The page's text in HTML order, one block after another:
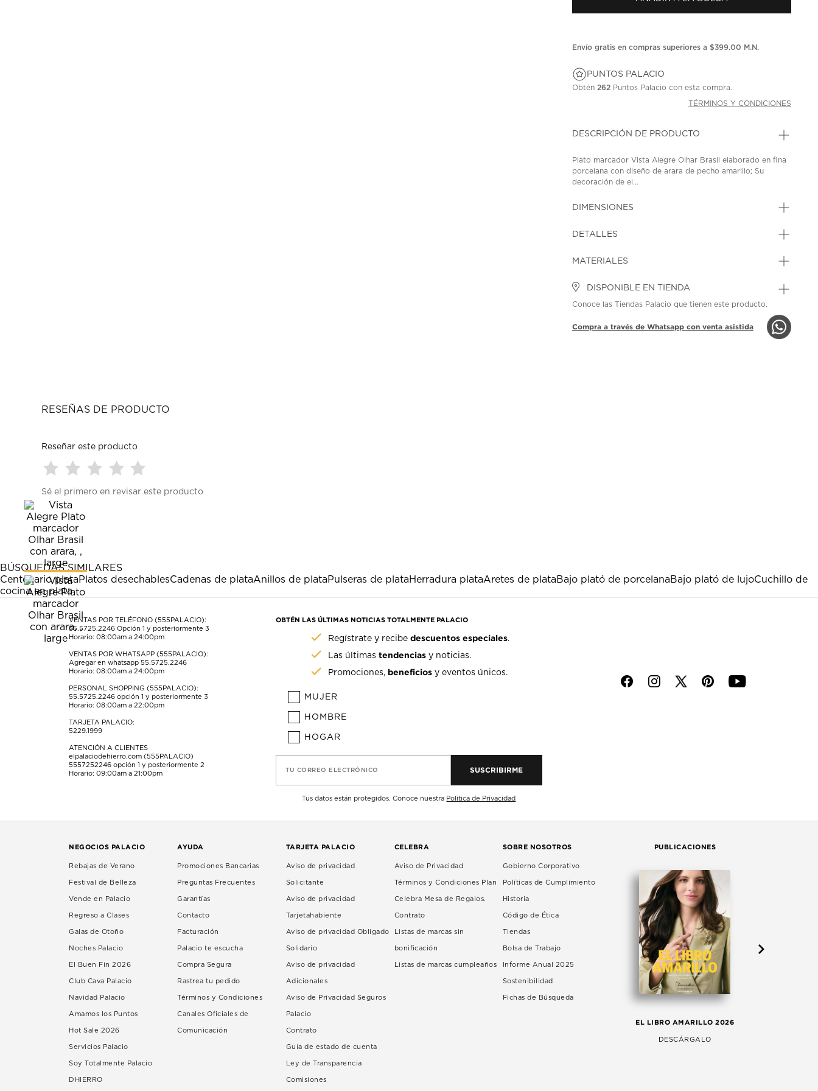
la
Envío gratis en compras superiores a $399.00 M.N.
PUNTOS PALACIO
Obtén 262 Puntos Palacio con esta compra.
TÉRMINOS Y CONDICIONES
DESCRIPCIÓN DE PRODUCTO
Plato marcador Vista Alegre Olhar Brasil elaborado en fina
porcelana con diseño de arara de pecho amarillo; Su
decoración de el...
DIMENSIONES
DETALLES
MATERIALES
DISPONIBLE EN TIENDA
Conoce las Tiendas Palacio que tienen este producto.
Compra a través de Whatsapp con venta asistida
RESEÑAS DE PRODUCTO
Reseñar este producto
para
calificar
el
artículo
con
1
estrella
Esta
acción
abrirá
el
formulario
de
envío.
para
calificar
el
artículo
con
2
estrellas.
Esta
acción
abrirá
el
formulario
de
envío.
para
el
estrellas.
Esta
acción
formulario
de
para
estrellas.
Esta
acción
formulario
de
para
Esta
acción
formulario
de
envío.
Sé el primero en revisar este producto
BÚSQUEDAS SIMILARES
Centenario plataPlatos desechablesCadenas de plataAnillos de plataPulseras de plataHerradura plataAretes de plataBajo plató de porcelanaBajo plató de lujoCuchillo de
cocina en plata
VENTAS POR TELÉFONO (555PALACIO):
55.5725.2246 Opción 1 y posteriormente 3
Horario: 08:00am a 24:00pm
VENTAS POR WHATSAPP (555PALACIO):
Agregar en whatsapp 55.5725.2246
Horario: 08:00am a 24:00pm
PERSONAL SHOPPING (555PALACIO):
55.5725.2246 opción 1 y posteriormente 3
Horario: 08:00am a 22:00pm
TARJETA PALACIO:
5229.1999
ATENCIÓN A CLIENTES
elpalaciodehierro.com (555PALACIO)
5557252246 opción 1 y posteriormente 2
Horario: 09:00am a 21:00pm
OBTÉN LAS ÚLTIMAS NOTICIAS TOTALMENTE PALACIO
Regístrate y recibedescuentos especiales.
Las últimastendencias y noticias.
Promociones, beneficios y eventos únicos.
MUJER
HOMBRE
HOGAR
TU CORREO ELECTRÓNICO SUSCRIBIRME
Tus datos están protegidos. Conoce nuestra Política de Privacidad
f i p y
NEGOCIOS PALACIO
Rebajas de Verano
Festival de Belleza
Vende en Palacio
Regreso a Clases
Galas de Otoño
Noches Palacio
El Buen Fin 2026
Club Cava Palacio
Navidad Palacio
Amamos los Puntos
Hot Sale 2026
Servicios Palacio
Soy Totalmente Palacio
DHIERRO
AYUDA
Promociones Bancarias
Preguntas Frecuentes
Garantías
Contacto
Facturación
Palacio te escucha
Compra Segura
Rastrea tu pedido
Términos y Condiciones
Canales Oficiales de
Comunicación
TARJETA PALACIO
Aviso de privacidad
Solicitante
Aviso de privacidad
Tarjetahabiente
Aviso de privacidad Obligado
Solidario
Aviso de privacidad
Adicionales
Aviso de Privacidad Seguros
Palacio
Contrato
Guía de estado de cuenta
Ley de Transparencia
Comisiones
CELEBRA
Aviso de Privacidad
Términos y Condiciones Plan
Celebra Mesa de Regalos.
Contrato
Listas de marcas sin
bonificación
Listas de marcas cumpleaños
SOBRE NOSOTROS
Gobierno Corporativo
Políticas de Cumplimiento
Historia
Código de Ética
Tiendas
Bolsa de Trabajo
Informe Anual 2025
Sostenibilidad
Fichas de Búsqueda
PUBLICACIONES
EL LIBRO AMARILLO 2026
DESCÁRGALO